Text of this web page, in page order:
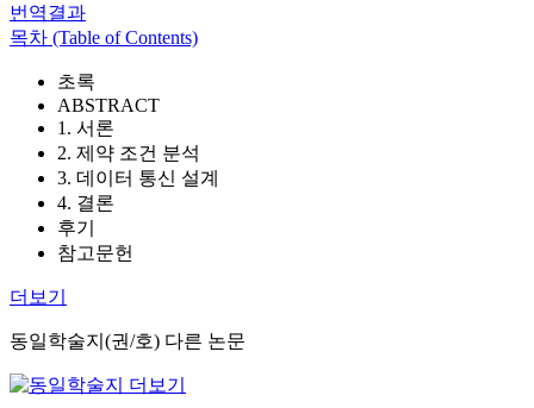
번역결과
목차 (Table of Contents)
초록
ABSTRACT
1. 서론
2. 제약 조건 분석
3. 데이터 통신 설계
4. 결론
후기
참고문헌
더보기
동일학술지(권/호) 다른 논문